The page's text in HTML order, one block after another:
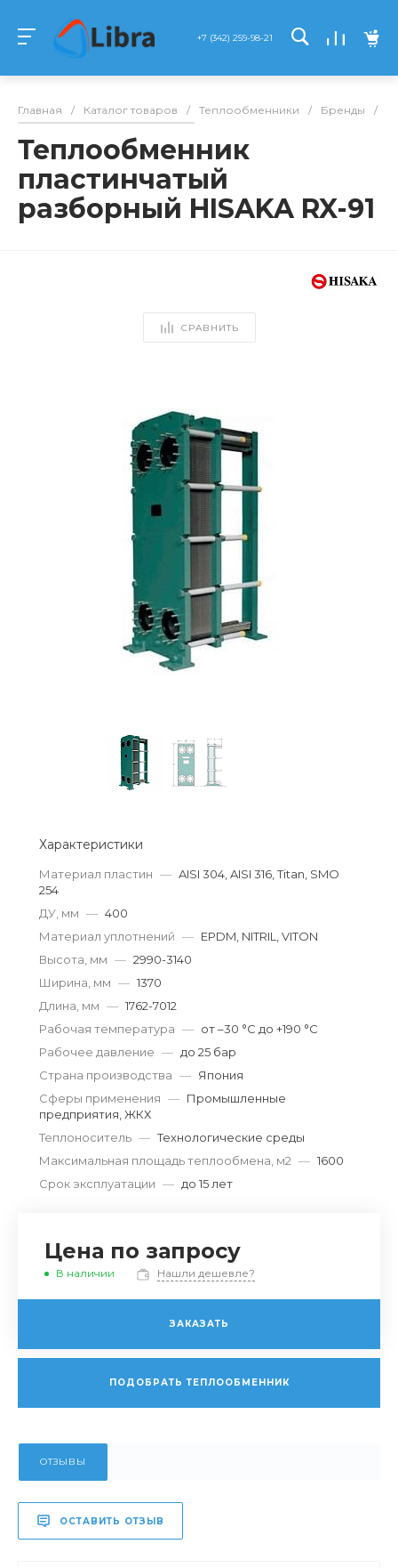
+7 (342) 259-98-21
Главная / Каталог товаров / Теплообменники / Бренды /
Теплообменник
пластинчатый
разборный HISAKA RX-91
СРАВНИТЬ
Характеристики
Материал пластин — AISI 304, AISI 316, Titan, SMO
254
ДУ, мм — 400
Материал уплотнений — EPDM, NITRIL, VITON
Высота, мм — 2990-3140
Ширина, мм — 1370
Длина, мм — 1762-7012
Рабочая температура — от –30 °С до +190 °С
Рабочее давление — до 25 бар
Страна производства — Япония
Сферы применения — Промышленные
предприятия, ЖКХ
Теплоноситель — Технологические среды
Максимальная площадь теплообмена, м2 — 1600
Срок эксплуатации — до 15 лет
Цена по запросу
В наличии Нашли дешевле?
ЗАКАЗАТЬ
ПОДОБРАТЬ ТЕПЛООБМЕННИК
ОТЗЫВЫ
ОСТАВИТЬ ОТЗЫВ